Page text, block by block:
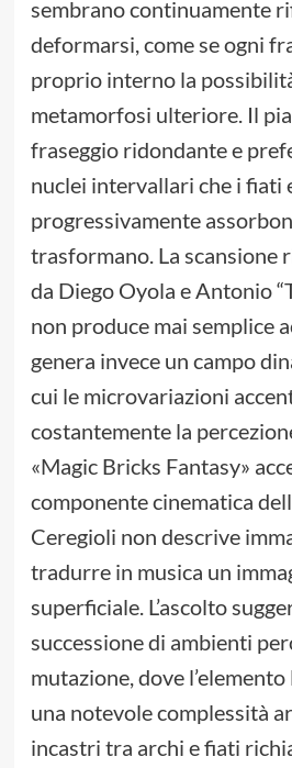
sembrano continuamente
deformarsi, come se ogni
proprio interno la
metamorfosi ulteriore. Il
fraseggio ridondante e
nuclei intervallari che i fiati
progressivamente
trasformano. La scansione
da Diego Oyola e Antonio
non produce mai semplice
genera invece un campo
cui le microvariazioni
costantemente la
«Magic Bricks Fantasy»
componente cinematica
Ceregioli non descrive
tradurre in musica un
superficiale. L’ascolto
successione di ambienti
mutazione, dove
una notevole complessità
incastri tra archi e fiati